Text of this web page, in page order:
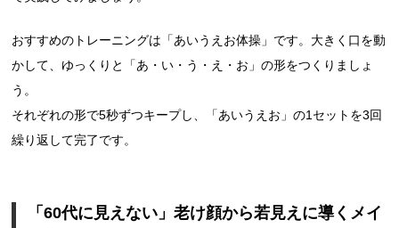
おすすめのトレーニングは「あいうえお体操」です。大きく口を動
かして、ゆっくりと「あ・い・う・え・お」の形をつくりましょ
う。
それぞれの形で5秒ずつキープし、「あいうえお」の1セットを3回
繰り返して完了です。
「60代に見えない」老け顔から若見えに導くメイ